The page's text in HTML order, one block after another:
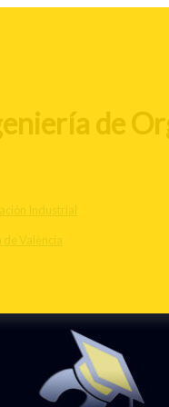
de
Industrial
València